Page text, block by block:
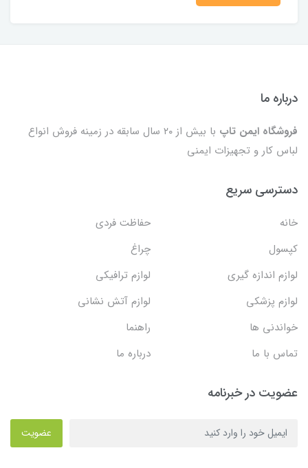
درباره ما
فروشگاه ایمن تاپ
با بیش از ۲۰ سال سابقه در زمینه فروش انواع
لباس کار و تجهیزات ایمنی
دسترسی سریع
خانه
حفاظت فردی
کپسول
چراغ
لوازم اندازه گیری
لوازم ترافیکی
لوازم پزشکی
لوازم آتش نشانی
خواندنی ها
راهنما
تماس با ما
درباره ما
عضویت در خبرنامه
عضویت